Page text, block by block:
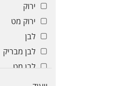
ירוק
ירוק מט
לבן
לבן מבריק
לבן מט
שחור מוברש